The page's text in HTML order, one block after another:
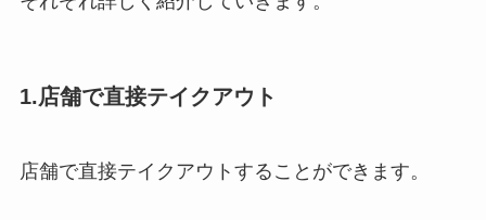
1.店舗で直接テイクアウト
店舗で直接テイクアウトすることができます。